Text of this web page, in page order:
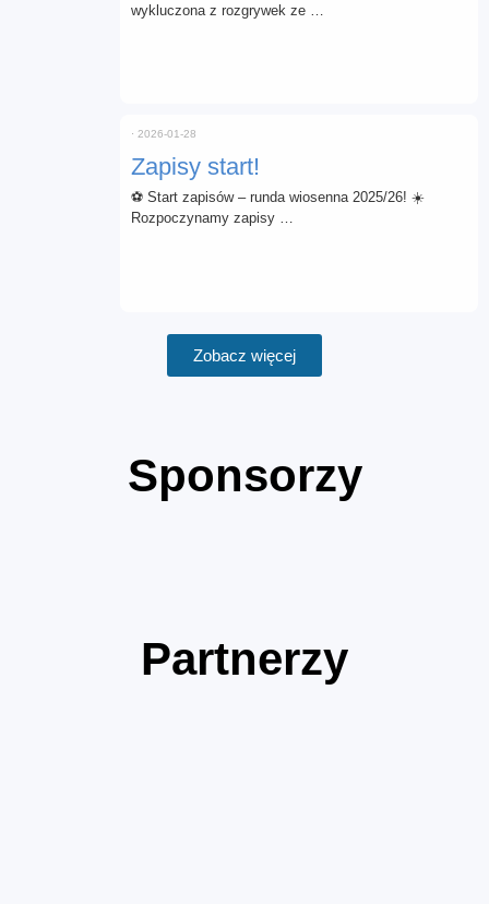
wykluczona z rozgrywek ze …
Zapisy start!
⋅ 2026-01-28
⚽ Start zapisów – runda wiosenna 2025/26! ☀️
Rozpoczynamy zapisy …
Zobacz więcej
Sponsorzy
Partnerzy